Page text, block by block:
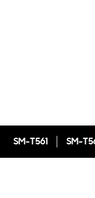
SM-T561 SM-